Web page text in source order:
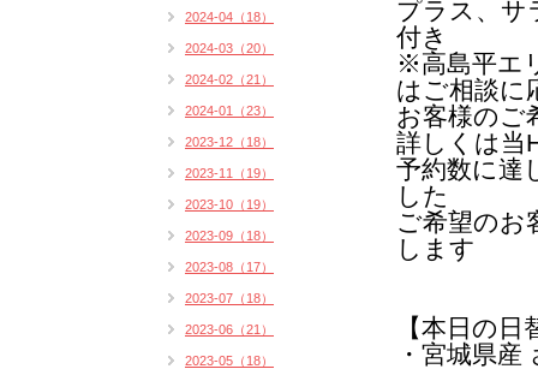
プラス、サ
付き
※高島平エ
はご相談に
お客様のご
詳しくは当
予約数に達
した
ご希望のお
します
【本日の
・宮城県
2024-04（18）
2024-03（20）
2024-02（21）
2024-01（23）
2023-12（18）
2023-11（19）
2023-10（19）
2023-09（18）
2023-08（17）
2023-07（18）
2023-06（21）
2023-05（18）